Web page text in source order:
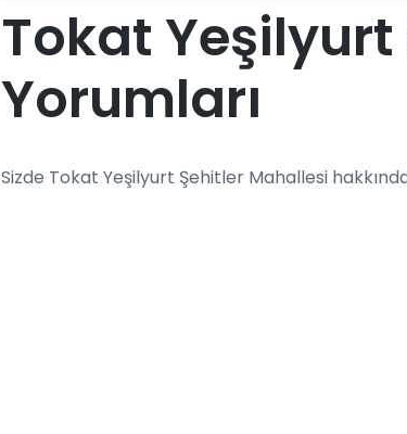
Tokat
Yorumları
Sizde Tokat Yeşilyurt Şehitler Mahallesi